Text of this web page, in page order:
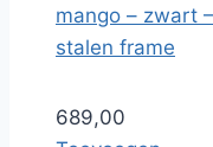
mango – zwart
stalen frame
689,00